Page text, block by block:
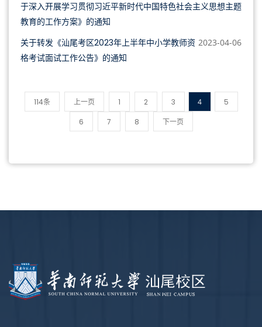
于深入开展学习贯彻习近平新时代中国特色社会主义思想主题
教育的工作方案》的通知
2023-04-06
关于转发《汕尾考区2023年上半年中小学教师资
格考试面试工作公告》的通知
114条 上一页 1 2 3 4
5
6
7 8 下一页